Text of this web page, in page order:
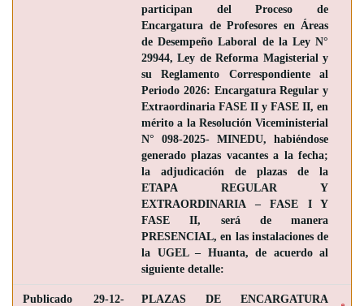
participan del Proceso de
Encargatura de Profesores en Áreas
de Desempeño Laboral de la Ley N°
29944, Ley de Reforma Magisterial y
su Reglamento Correspondiente al
Periodo 2026: Encargatura Regular y
Extraordinaria FASE II y FASE II, en
mérito a la Resolución Viceministerial
N° 098-2025- MINEDU, habiéndose
generado plazas vacantes a la fecha;
la adjudicación de plazas de la
ETAPA REGULAR Y
EXTRAORDINARIA – FASE I Y
FASE II, será de manera
PRESENCIAL, en las instalaciones de
la UGEL – Huanta, de acuerdo al
siguiente detalle:
Publicado
29-12-
PLAZAS DE ENCARGATURA